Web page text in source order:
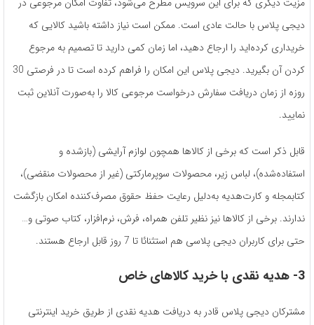
دیجی پلاس با حالت عادی است. ممکن است نیاز داشته باشید کالایی که
خریداری کرده‌اید را ارجاع دهید، اما زمان کمی دارید تا تصمیم به مرجوع
کردن آن بگیرید. دیجی پلاس این امکان را فراهم کرده است تا در فرصتی 30
روزه از زمان دریافت سفارش درخواست مرجوعی کالا را به‌صورت آنلاین ثبت
نمایید.
قابل ذکر است که برخی از کالاها همچون لوازم آرایشی (بازشده و
استفاده‌شده)، لباس‌ زیر، محصولات سوپرمارکتی (غیر از محصولات منقضی)،
کتابمجله و کارت‌هدیه به‌دلیل رعایت حفظ حقوق مصرف‌کننده امکان بازگشت
ندارند. برخی از کالاها نیز نظیر تلفن‌ همراه، فرش، نرم‌افزار، کتاب صوتی و…
حتی برای کاربران دیجی پلاسی هم استثنائا تا 7 روز قابل ارجاع هستند.
3- هدیه نقدی با خرید کالاهای خاص
مشترکان دیجی پلاس قادر به دریافت هدیه نقدی از طریق خرید اینترنتی